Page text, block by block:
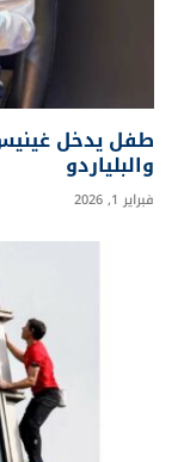
طفل يدخل
والبلياردو
فبراير 1, 2026